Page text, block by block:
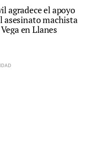
agradece el apoyo
asesinato machista
en Llanes